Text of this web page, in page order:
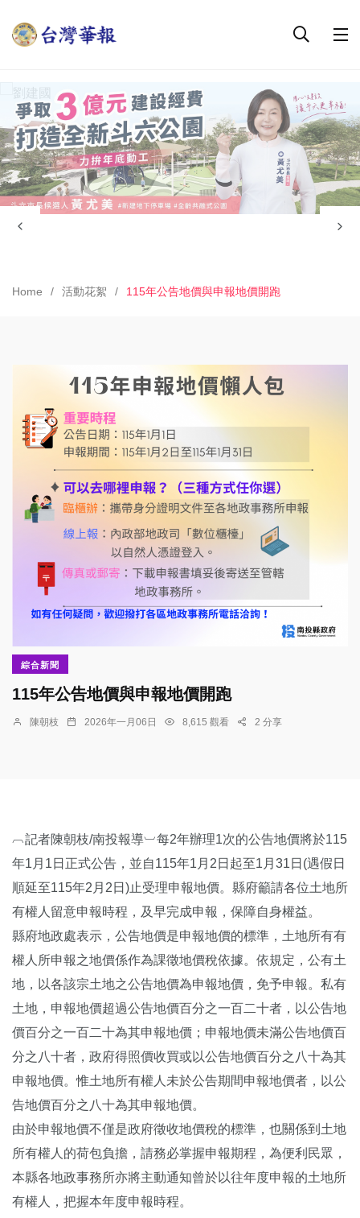
Home 活動花絮 115年公告地價與申報地價開跑
綜合新聞
115年公告地價與申報地價開跑
陳朝枝 2026年一月06日 8,615 觀看 2 分享
︹記者陳朝枝/南投報導︺每2年辦理1次的公告地價將於115
年1月1日正式公告，並自115年1月2日起至1月31日(遇假日
順延至115年2月2日)止受理申報地價。縣府籲請各位土地所
有權人留意申報時程，及早完成申報，保障自身權益。
縣府地政處表示，公告地價是申報地價的標準，土地所有有
權人所申報之地價係作為課徵地價稅依據。依規定，公有土
地，以各該宗土地之公告地價為申報地價，免予申報。私有
土地，申報地價超過公告地價百分之一百二十者，以公告地
價百分之一百二十為其申報地價；申報地價未滿公告地價百
分之八十者，政府得照價收買或以公告地價百分之八十為其
申報地價。惟土地所有權人未於公告期間申報地價者，以公
告地價百分之八十為其申報地價。
由於申報地價不僅是政府徵收地價稅的標準，也關係到土地
所有權人的荷包負擔，請務必掌握申報期程，為便利民眾，
本縣各地政事務所亦將主動通知曾於以往年度申報的土地所
有權人，把握本年度申報時程。